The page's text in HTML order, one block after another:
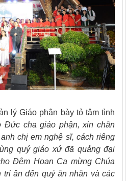
lý Giáo phận bày tỏ tâm tình
Đức cha giáo phận, xin chân
chị em nghệ sĩ, cách riêng
quý giáo xứ đã quảng đại
Đêm Hoan Ca mừng Chúa
tri ân đến quý ân nhân và các